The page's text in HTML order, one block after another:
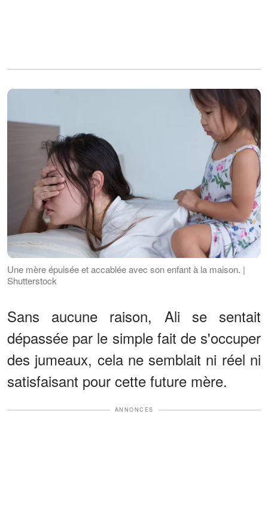
Une mère épuisée et accablée avec son enfant à la maison. |
Shutterstock
Sans aucune raison, Ali se sentait
dépassée par le simple fait de s'occuper
des jumeaux, cela ne semblait ni réel ni
satisfaisant pour cette future mère.
ANNONCES